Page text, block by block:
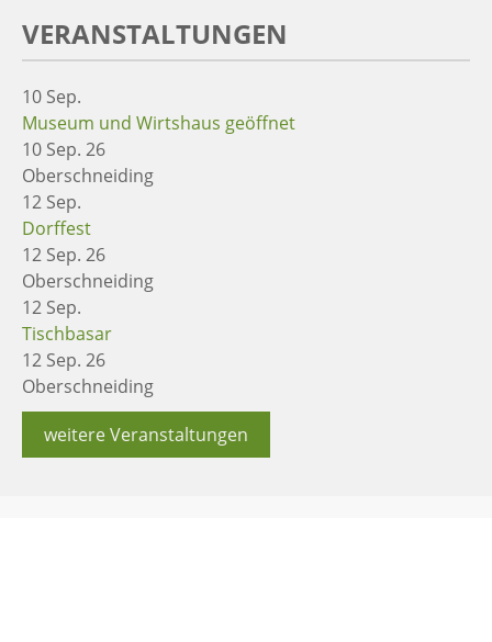
VERANSTALTUNGEN
10 Sep.
Museum und Wirtshaus geöffnet
10 Sep. 26
Oberschneiding
12 Sep.
Dorffest
12 Sep. 26
Oberschneiding
12 Sep.
Tischbasar
12 Sep. 26
Oberschneiding
weitere Veranstaltungen